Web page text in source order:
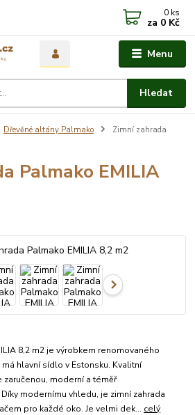
Menu
Hledat
0 ks
za 0 Kč
Dřevěné altány Palmako
Zimní zahrada
Palmako EMILIA
8,2 m2 je výrobkem renomovaného
hlavní sídlo v Estonsku. Kvalitní
zaručenou, moderní a téměř
modernímu vhledu, je zimní zahrada
pro každé oko. Je velmi dek... celý